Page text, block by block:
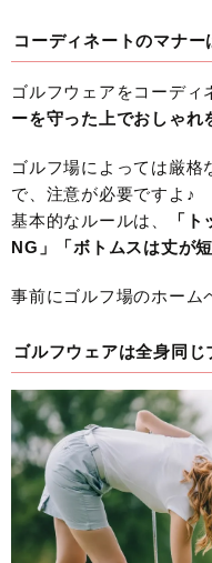
コーディネートのマナー
ゴルフウェアをコーディ
ーを守った上でおしゃれ
ゴルフ場によっては厳
で、注意が必要ですよ♪
基本的なルールは、
「
NG」「ボトムスは丈が
事前にゴルフ場のホーム
ゴルフウェアは全身同